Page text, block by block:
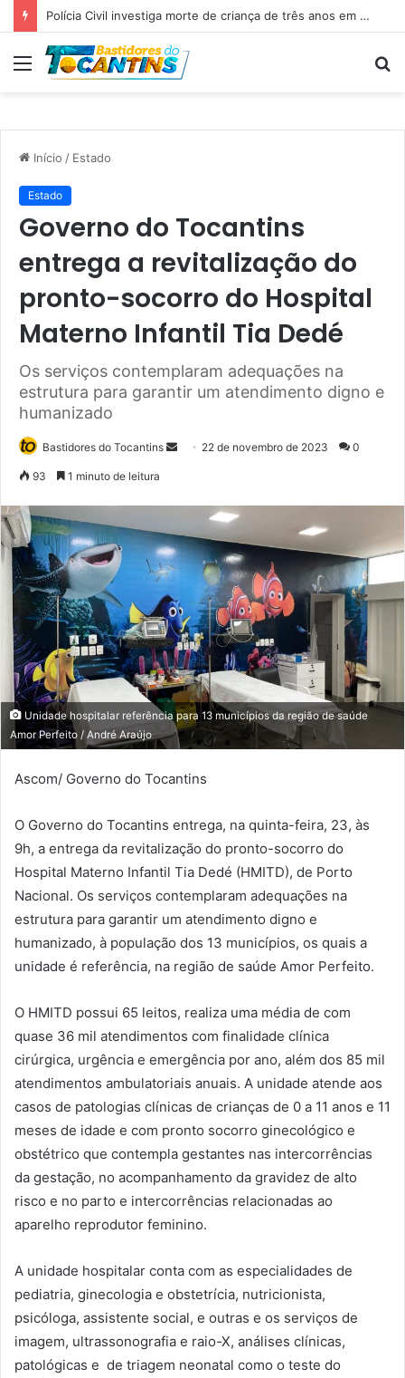
Professora Dorinha lidera disputa pelo Governo do Tocantins com 37,4% das intenções de voto, aponta pesquisa
Menu
Início / Estado
Estado
Governo do Tocantins
entrega a revitalização do
pronto-socorro do Hospital
Materno Infantil Tia Dedé
Os serviços contemplaram adequações na
estrutura para garantir um atendimento digno e
humanizado
Bastidores do Tocantins
e
u
e
-
m
a
i
l
22 de novembro de 2023 0
93 1 minuto de leitura
Unidade hospitalar referência para 13 municípios da região de saúde
Amor Perfeito / André Araújo
Ascom/ Governo do Tocantins
O Governo do Tocantins entrega, na quinta-feira, 23, às
9h, a entrega da revitalização do pronto-socorro do
Hospital Materno Infantil Tia Dedé (HMITD), de Porto
Nacional. Os serviços contemplaram adequações na
estrutura para garantir um atendimento digno e
humanizado, à população dos 13 municípios, os quais a
unidade é referência, na região de saúde Amor Perfeito.
O HMITD possui 65 leitos, realiza uma média de com
quase 36 mil atendimentos com finalidade clínica
cirúrgica, urgência e emergência por ano, além dos 85 mil
atendimentos ambulatoriais anuais. A unidade atende aos
casos de patologias clínicas de crianças de 0 a 11 anos e 11
meses de idade e com pronto socorro ginecológico e
obstétrico que contempla gestantes nas intercorrências
da gestação, no acompanhamento da gravidez de alto
risco e no parto e intercorrências relacionadas ao
aparelho reprodutor feminino.
A unidade hospitalar conta com as especialidades de
pediatria, ginecologia e obstetrícia, nutricionista,
psicóloga, assistente social, e outras e os serviços de
imagem, ultrassonografia e raio-X, análises clínicas,
patológicas e de triagem neonatal como o teste do